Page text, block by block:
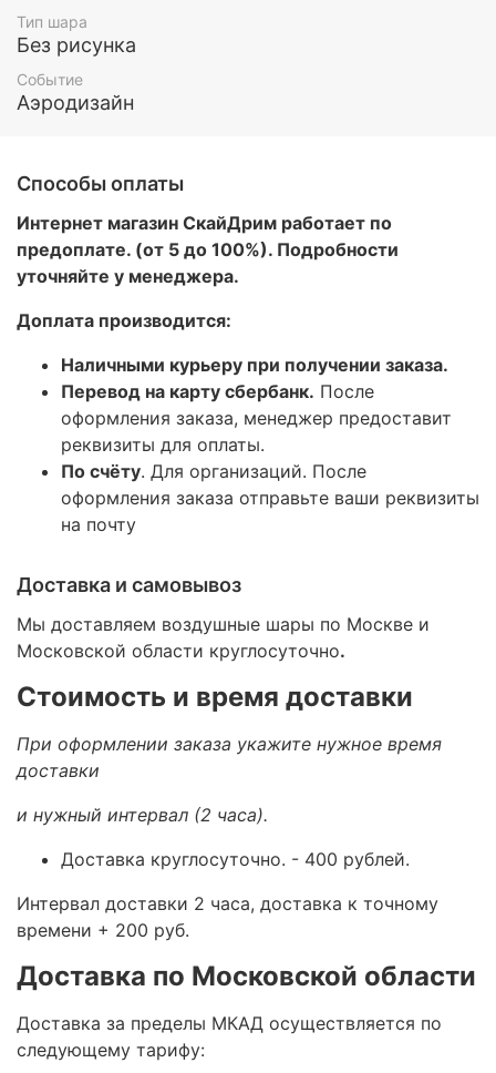
Тип шара
Без рисунка
Событие
Аэродизайн
Способы оплаты
Интернет магазин СкайДрим работает по
предоплате. (от 5 до 100%). Подробности
уточняйте у менеджера.
Доплата производится:
Наличными курьеру при получении заказа.
Перевод на карту сбербанк. После
оформления заказа, менеджер предоставит
реквизиты для оплаты.
По счёту. Для организаций. После
оформления заказа отправьте ваши реквизиты
на почту
Доставка и самовывоз
Мы доставляем воздушные шары по Москве и
Московской области круглосуточно.
Стоимость и время доставки
При оформлении заказа укажите нужное время
доставки
и нужный интервал (2 часа).
Доставка круглосуточно. - 400 рублей.
Интервал доставки 2 часа, доставка к точному
времени + 200 руб.
Доставка по Московской области
Доставка за пределы МКАД осуществляется по
следующему тарифу: